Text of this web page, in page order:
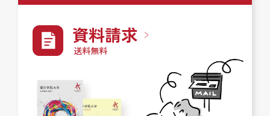
資料請求
送料無料